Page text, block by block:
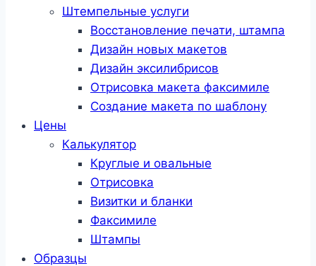
Штемпельные услуги
Восстановление печати, штампа
Дизайн новых макетов
Дизайн эксилибрисов
Отрисовка макета факсимиле
Создание макета по шаблону
Цены
Калькулятор
Круглые и овальные
Отрисовка
Визитки и бланки
Факсимиле
Штампы
Образцы